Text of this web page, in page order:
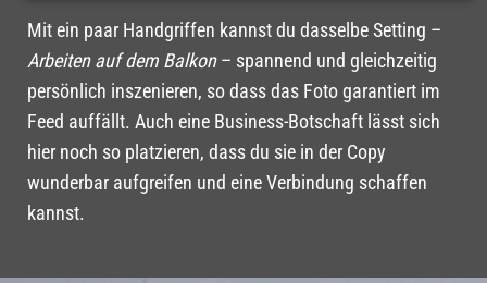
Mit ein paar Handgriffen kannst du dasselbe Setting –
Arbeiten auf dem Balkon– spannend und gleichzeitig
persönlich inszenieren, so dass das Foto garantiert im
Feed auffällt. Auch eine Business-Botschaft lässt sich
hier noch so platzieren, dass du sie in der Copy
wunderbar aufgreifen und eine Verbindung schaffen
kannst.